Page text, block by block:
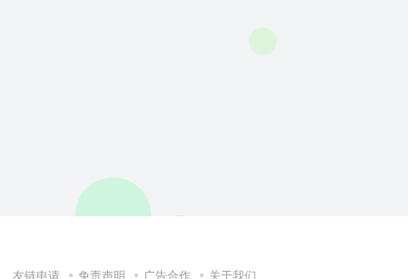
友链申请 免责声明 广告合作 关于我们